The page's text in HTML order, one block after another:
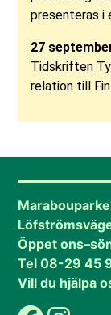
presenteras i
27
Tidskriften
relation till
Öppet
Tel 08-29 45
Vill du hjälpa